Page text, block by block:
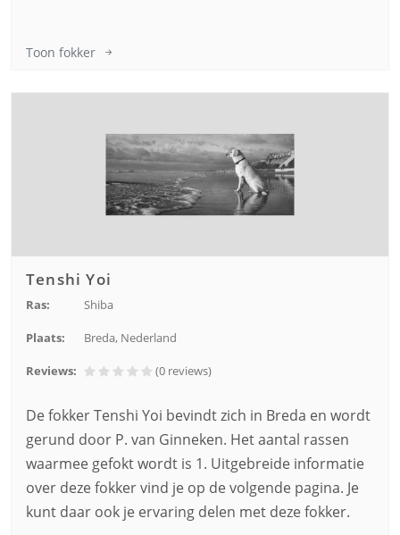
Toon fokker
Tenshi Yoi
Ras: Shiba
Plaats: Breda, Nederland
Reviews: (0 reviews)
De fokker Tenshi Yoi bevindt zich in Breda en wordt
gerund door P. van Ginneken. Het aantal rassen
waarmee gefokt wordt is 1. Uitgebreide informatie
over deze fokker vind je op de volgende pagina. Je
kunt daar ook je ervaring delen met deze fokker.